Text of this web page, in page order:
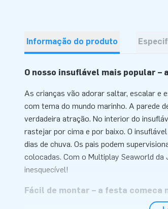
Informação do produto
O nosso insuflável mais popular –
As crianças vão adorar saltar, escalar e
com tema do mundo marinho. A parede
verdadeira atração. No interior do
rastejar por cima e por baixo. O
dias de chuva. Os pais podem
colocadas. Com o Multiplay Seaworld
inesquecível!
Fácil de montar – a festa começa